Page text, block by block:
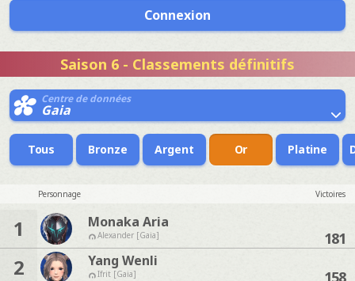
Connexion
Saison 6 - Classements définitifs
Centre de données
Gaia
Tous Bronze Argent Or Platine
Personnage Victoires
1 Monaka Aria
Alexander [Gaia] 181
2 Yang Wenli
Ifrit [Gaia] 158